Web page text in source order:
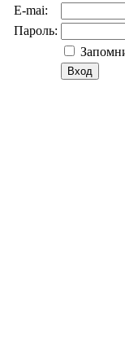
E-mai:
Пароль: